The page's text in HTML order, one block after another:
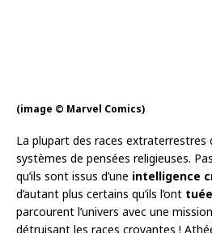
(image © Marvel Comics)
La plupart des races extraterrestres
systèmes de pensées religieuses. Pas
qu’ils sont issus d’une intelligence
d’autant plus certains qu’ils l’ont
parcourent l’univers avec une
détruisant les races croyantes !